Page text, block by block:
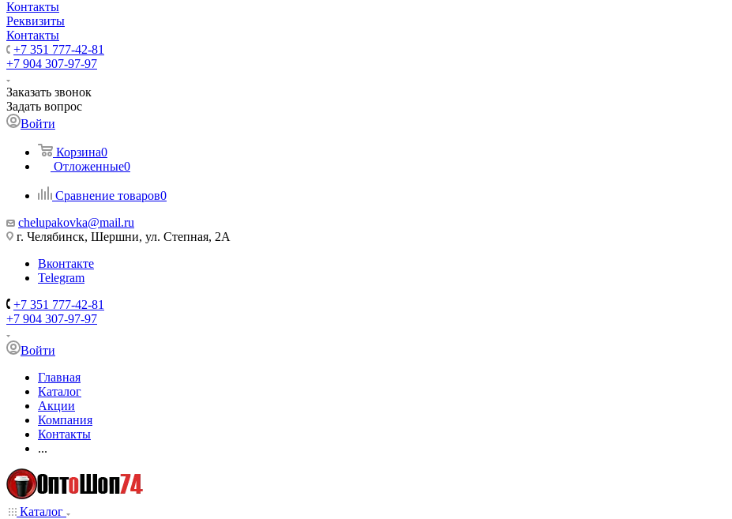
Контакты
Реквизиты
Контакты
+7 351 777-42-81
+7 904 307-97-97
Заказать звонок
Задать вопрос
Войти
Корзина0
Отложенные0
Сравнение товаров0
chelupakovka@mail.ru
г. Челябинск, Шершни, ул. Степная, 2А
Вконтакте
Telegram
+7 351 777-42-81
+7 904 307-97-97
Войти
Главная
Каталог
Акции
Компания
Контакты
...
Каталог